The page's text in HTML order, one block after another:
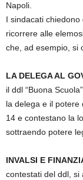
Napoli.
I sindacati
ricorrere alle
che, ad esempio, si
LA DELEGA AL
il ddl “Buona
la delega e il potere
14 e contestano la
sottraendo potere
INVALSI E
contestati del ddl, si